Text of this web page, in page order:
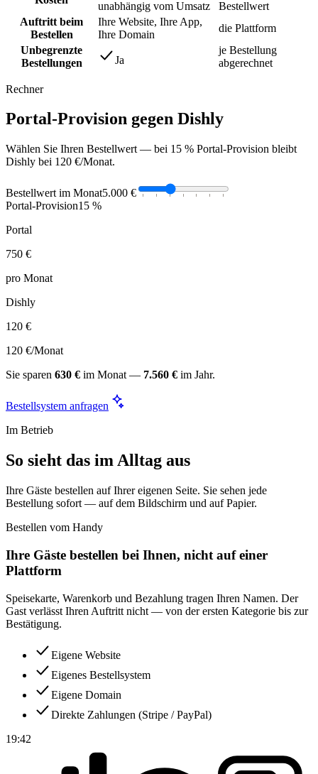
unabhängig vom Umsatz
Bestellwert
Auftritt beim
Bestellen
Ihre Website, Ihre App,
Ihre Domain
die Plattform
Unbegrenzte
Bestellungen
Ja
je Bestellung
abgerechnet
Rechner
Portal-Provision gegen Dishly
Wählen Sie Ihren Bestellwert — bei 15 % Portal-Provision bleibt
Dishly bei 120 €/Monat.
Bestellwert im Monat5.000 €
Portal-Provision15 %
Portal
750 €
pro Monat
Dishly
120 €
120 €/Monat
Sie sparen 630 € im Monat — 7.560 € im Jahr.
Bestellsystem anfragen
Im Betrieb
So sieht das im Alltag aus
Ihre Gäste bestellen auf Ihrer eigenen Seite. Sie sehen jede
Bestellung sofort — auf dem Bildschirm und auf Papier.
Bestellen vom Handy
Ihre Gäste bestellen bei Ihnen, nicht auf einer
Plattform
Speisekarte, Warenkorb und Bezahlung tragen Ihren Namen. Der
Gast verlässt Ihren Auftritt nicht — von der ersten Kategorie bis zur
Bestätigung.
Eigene Website
Eigenes Bestellsystem
Eigene Domain
Direkte Zahlungen (Stripe / PayPal)
19:42